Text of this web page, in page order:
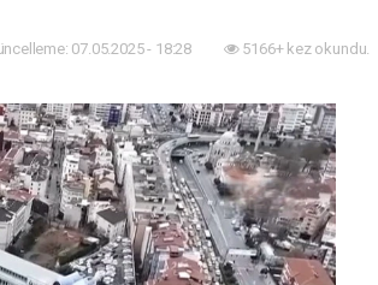
07.05.2025 - 18:28 5166+ kez okundu.